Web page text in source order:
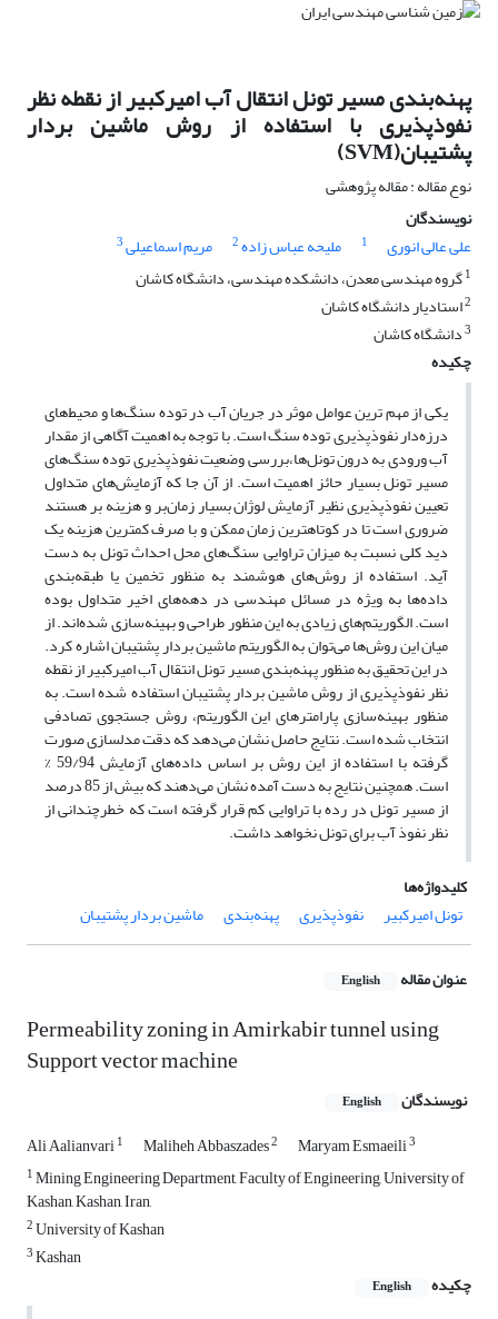
پهنه‌بندی مسیر تونل انتقال آب امیرکبیر از نقطه نظر
نفوذپذیری با استفاده از روش ماشین بردار
پشتیبان(SVM)
نوع مقاله : مقاله پژوهشی
نویسندگان
علی عالی انوری
1 ملیحه عباس زاده2 مریم اسماعیلی3
1گروه مهندسی معدن، دانشکده مهندسی، دانشگاه کاشان
2استادیار دانشگاه کاشان
3دانشگاه کاشان
چکیده
یکی از مهم ترین عوامل موثر در جریان آب در توده سنگ‌ها و محیط‌های
درزه‌دار نفوذپذیری توده سنگ است. با توجه به اهمیت آگاهی از مقدار
آب ورودی به درون تونل‌ها،بررسی وضعیت نفوذپذیری توده سنگ‌های
مسیر تونل بسیار حائز اهمیت است. از آن جا که آزمایش‌های متداول
تعیین نفوذپذیری نظیر آزمایش لوژان بسیار زمان‌بر و هزینه بر هستند
ضروری است تا در کوتاهترین زمان ممکن و با صرف کمترین هزینه یک
دید کلی نسبت به میزان تراوایی سنگ‌های محل احداث تونل به دست
آید. استفاده از روش‌های هوشمند به منظور تخمین یا طبقه‌بندی
داده‌ها به ویژه در مسائل مهندسی در دهه‌های اخیر متداول بوده
است. الگوریتم‌های زیادی به این منظور طراحی و بهینه‌سازی شده‌اند. از
میان این روش‌ها می‌توان به الگوریتم ماشین بردار پشتیبان اشاره کرد.
در این تحقیق به منظور پهنه‌بندی مسیر تونل انتقال آب امیرکبیر از نقطه
نظر نفوذپذیری از روش ماشین بردار پشتیبان استفاده شده است. به
منظور بهینه‌سازی پارامترهای این الگوریتم، روش جستجوی تصادفی
انتخاب شده است. نتایج حاصل نشان می‌دهد که دقت مدلسازی صورت
گرفته با استفاده از این روش بر اساس داده‌های آزمایش 59/94 %
است. همچنین نتایج به دست آمده نشان می‌دهند که بیش از 85 درصد
از مسیر تونل در رده با تراوایی کم قرار گرفته است که خطرچندانی از
نظر نفوذ آب برای تونل نخواهد داشت.
کلیدواژه‌ها
تونل امیرکبیر
نفوذپذیری پهنه‌بندی ماشین بردار پشتیبان
عنوان مقاله English
Permeability zoning in Amirkabir tunnel using
Support vector machine
نویسندگان English
Ali Aalianvari1 Maliheh Abbaszades2 Maryam Esmaeili3
1Mining Engineering Department, Faculty of Engineering, University of
Kashan, Kashan, Iran,
2University of Kashan
3Kashan
چکیده
English